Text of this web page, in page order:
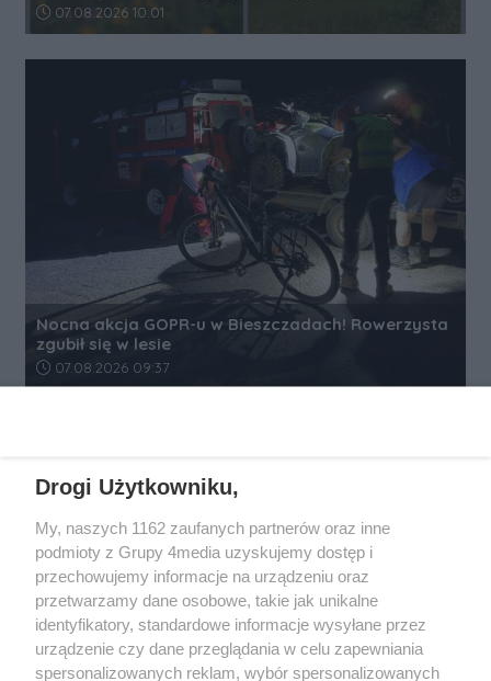
Data dodania artykułu:
07.08.2026 10:01
Nocna akcja GOPR-u w Bieszczadach! Rowerzysta
zgubił się w lesie
Data dodania artykułu:
07.08.2026 09:37
Wydawcą rzeszow-info.pljest:
Drogi Użytkowniku,
My, naszych 1162 zaufanych partnerów oraz inne
podmioty z Grupy 4media uzyskujemy dostęp i
przechowujemy informacje na urządzeniu oraz
przetwarzamy dane osobowe, takie jak unikalne
identyfikatory, standardowe informacje wysyłane przez
urządzenie czy dane przeglądania w celu zapewniania
spersonalizowanych reklam, wybór spersonalizowanych